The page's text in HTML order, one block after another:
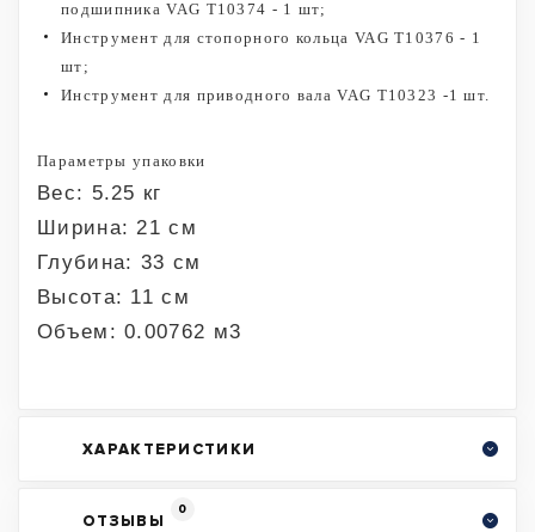
подшипника VAG T10374 - 1 шт;
Инструмент для стопорного кольца VAG T10376 - 1
шт;
Инструмент для приводного вала VAG T10323 -1 шт.
Параметры упаковки
Вес: 5.25 кг
Ширина: 21 см
Глубина: 33 см
Высота: 11 см
Объем: 0.00762 м3
ХАРАКТЕРИСТИКИ
ОТЗЫВЫ
0